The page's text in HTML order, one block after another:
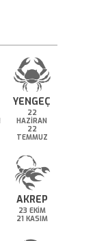
YENGEÇ
22
HAZİRAN
22
TEMMUZ
AKREP
23 EKİM
21 KASIM